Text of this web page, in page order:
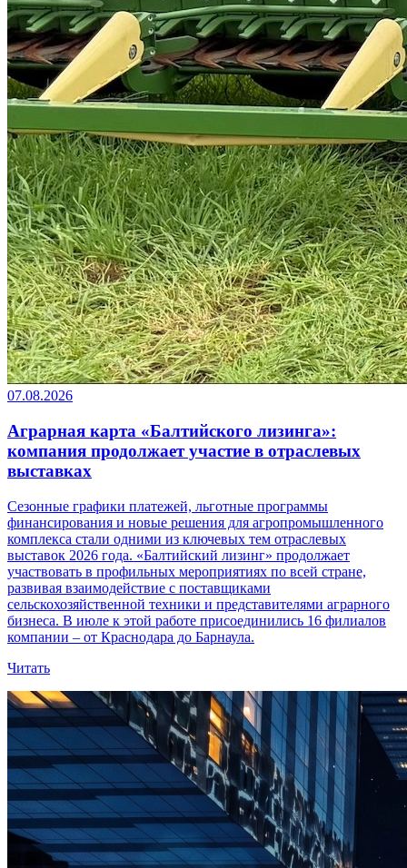
07.08.2026
Аграрная карта «Балтийского лизинга»:
компания продолжает участие в отраслевых
выставках
Сезонные графики платежей, льготные программы
финансирования и новые решения для агропромышленного
комплекса стали одними из ключевых тем отраслевых
выставок 2026 года. «Балтийский лизинг» продолжает
участвовать в профильных мероприятиях по всей стране,
развивая взаимодействие с поставщиками
сельскохозяйственной техники и представителями аграрного
бизнеса. В июле к этой работе присоединились 16 филиалов
компании – от Краснодара до Барнаула.
Читать